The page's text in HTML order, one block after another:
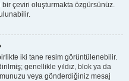
çeviri oluşturmakta özgürsünüz.
iki tane resim görüntülenebilir.
genellikle yıldız, blok ya da
veya gönderdiğiniz mesaj